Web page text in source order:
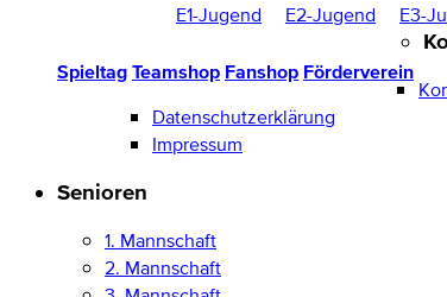
E1-Jugend E2-Jugend E3-
Spieltag Teamshop Fanshop Förderverein
Datenschutzerklärung
Impressum
Senioren
1. Mannschaft
2. Mannschaft